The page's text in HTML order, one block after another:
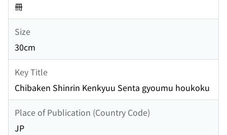
冊
Size
30cm
Key Title
Chibaken Shinrin Kenkyuu Senta gyoumu houkoku
Place of Publication (Country Code)
JP